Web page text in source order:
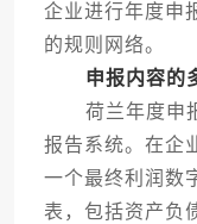
企业进行年度申
的规则网络。
申报内容的
荷兰年度申报
报告系统。在企
一个最终利润数
表，包括资产负